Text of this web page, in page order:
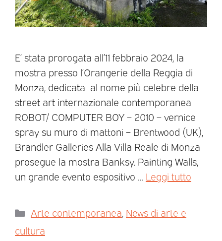
E’ stata prorogata all’11 febbraio 2024, la
mostra presso l’Orangerie della Reggia di
Monza, dedicata al nome più celebre della
street art internazionale contemporanea
ROBOT/ COMPUTER BOY – 2010 – vernice
spray su muro di mattoni – Brentwood (UK),
Brandler Galleries Alla Villa Reale di Monza
prosegue la mostra Banksy. Painting Walls,
un grande evento espositivo … Leggi tutto
Arte contemporanea News di arte e
cultura